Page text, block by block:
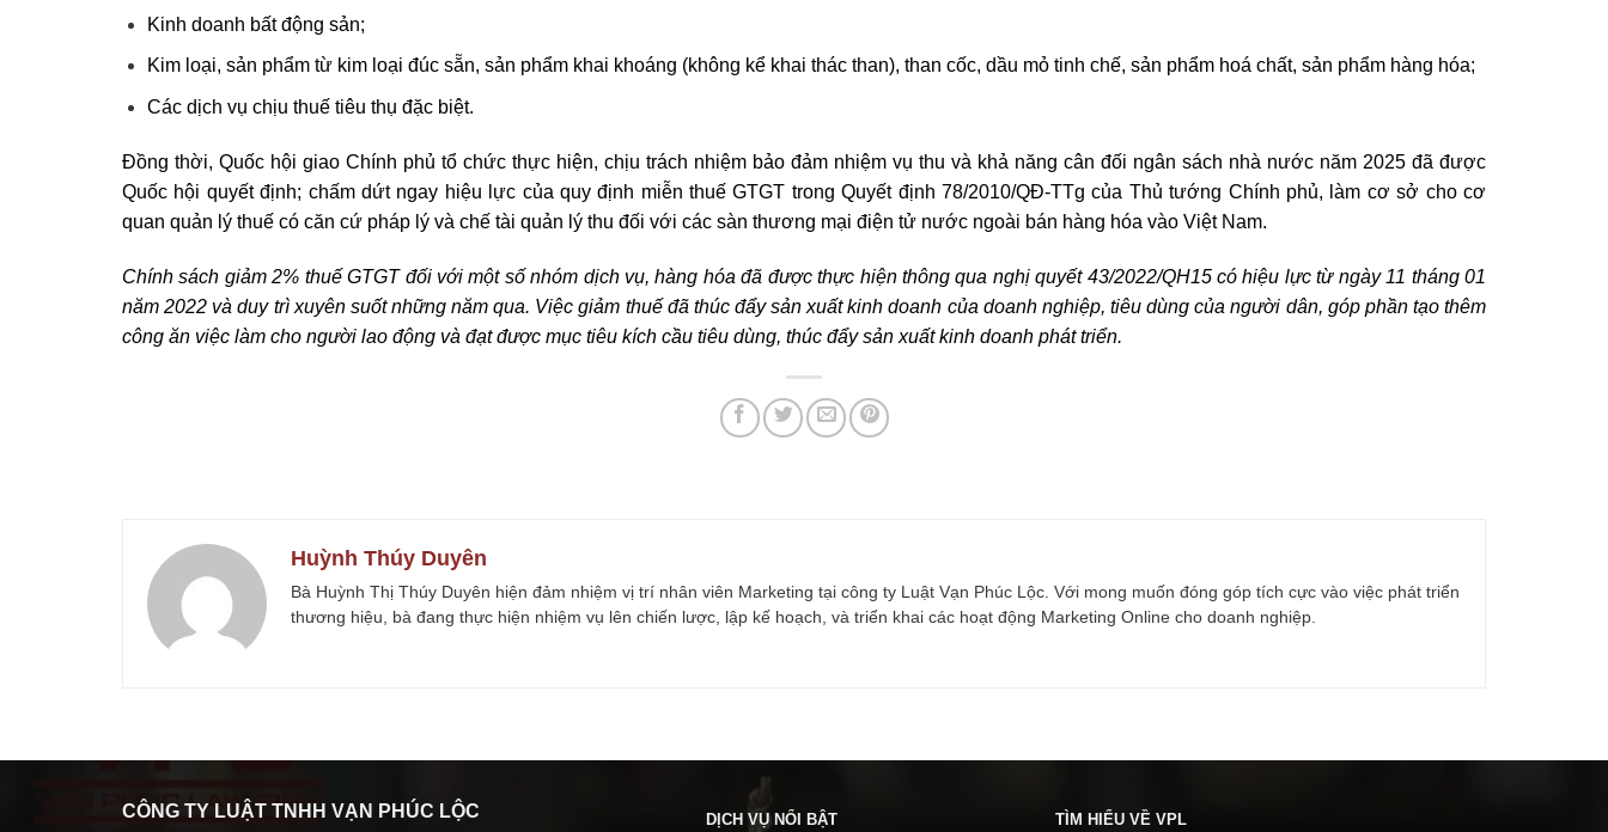
Kinh doanh bất động sản;
Kim loại, sản phẩm từ kim loại đúc sẵn, sản phẩm khai khoáng (không kể khai thác than), than cốc, dầu mỏ tinh chế, sản phẩm hoá chất, sản phẩm hàng hóa;
Các dịch vụ chịu thuế tiêu thụ đặc biệt.
Đồng thời, Quốc hội giao Chính phủ tổ chức thực hiện, chịu trách nhiệm bảo đảm nhiệm vụ thu và khả năng cân đối ngân sách nhà nước năm 2025 đã được
Quốc hội quyết định; chấm dứt ngay hiệu lực của quy định miễn thuế GTGT trong Quyết định 78/2010/QĐ-TTg của Thủ tướng Chính phủ, làm cơ sở cho cơ
quan quản lý thuế có căn cứ pháp lý và chế tài quản lý thu đối với các sàn thương mại điện tử nước ngoài bán hàng hóa vào Việt Nam.
Chính sách giảm 2% thuế GTGT đối với một số nhóm dịch vụ, hàng hóa đã được thực hiện thông qua nghị quyết 43/2022/QH15 có hiệu lực từ ngày 11 tháng 01
năm 2022 và duy trì xuyên suốt những năm qua. Việc giảm thuế đã thúc đẩy sản xuất kinh doanh của doanh nghiệp, tiêu dùng của người dân, góp phần tạo thêm
công ăn việc làm cho người lao động và đạt được mục tiêu kích cầu tiêu dùng, thúc đẩy sản xuất kinh doanh phát triển.
Huỳnh Thúy Duyên
Bà Huỳnh Thị Thúy Duyên hiện đảm nhiệm vị trí nhân viên Marketing tại công ty Luật Vạn Phúc Lộc. Với mong muốn đóng góp tích cực vào việc phát triển
thương hiệu, bà đang thực hiện nhiệm vụ lên chiến lược, lập kế hoạch, và triển khai các hoạt động Marketing Online cho doanh nghiệp.
CÔNG TY LUẬT TNHH VẠN PHÚC LỘC DỊCH VỤ NỔI BẬT TÌM HIỂU VỀ VPL